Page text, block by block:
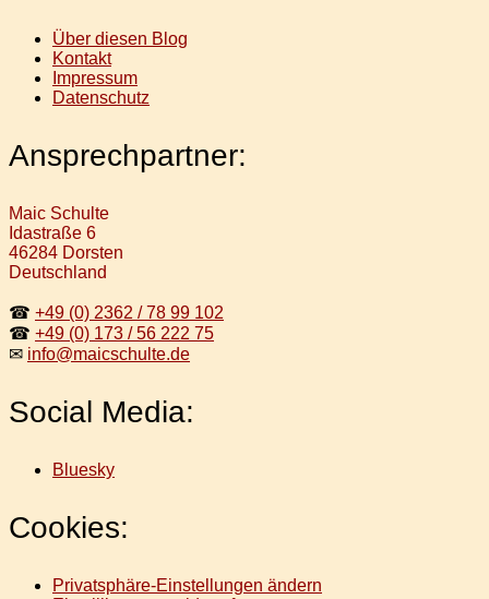
Über diesen Blog
Kontakt
Impressum
Datenschutz
Ansprechpartner:
Maic Schulte
Idastraße 6
46284 Dorsten
Deutschland
☎ +49 (0) 2362 / 78 99 102
☎ +49 (0) 173 / 56 222 75
✉ info@maicschulte.de
Social Media:
Bluesky
Cookies:
Privatsphäre-Einstellungen ändern